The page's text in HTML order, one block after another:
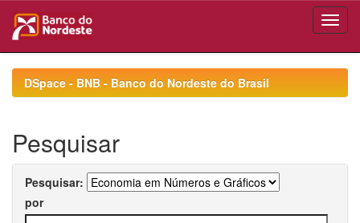
navigationDSpace - BNB - Banco do Nordeste do Brasil
Pesquisar
Pesquisar:
por